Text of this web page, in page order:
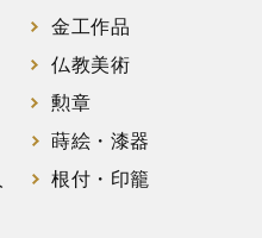
金工作品
仏教美術
勲章
蒔絵・漆器
根付・印籠